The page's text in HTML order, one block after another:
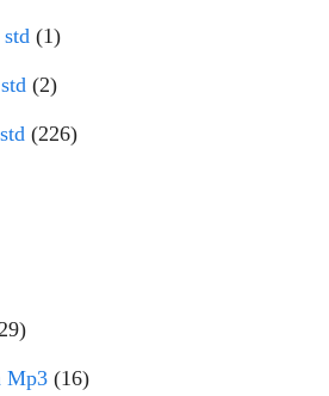
(1)
(2)
(226)
Mp3 (16)